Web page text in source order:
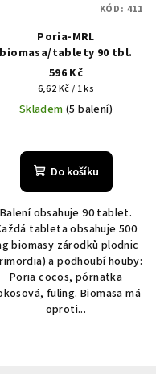
Poria-MRL
biomasa/tablety 90 tbl.
596 Kč
Měrná
cena:
6,62 Kč / 1 ks
Skladem(5 balení)
Do košíku
Balení obsahuje 90 tablet.
tableta obsahuje 500
biomasy zárodků plodnic
a podhoubí houby:
Poria cocos, pórnatka
fuling. Biomasa má
oproti...
KÓD: 411